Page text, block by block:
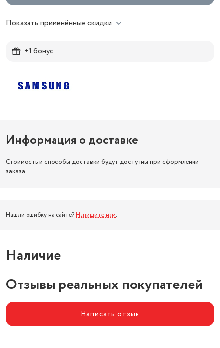
Показать применённые скидки
+1бонус
Информация о доставке
Стоимость и способы доставки будут доступны при оформлении
заказа.
Нашли ошибку на сайте? Напишите нам.
Наличие
Отзывы реальных покупателей
Написать отзыв